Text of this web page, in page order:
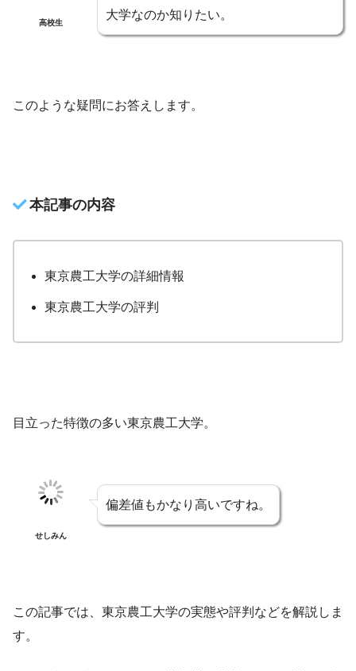
高校生
大学なのか知りたい。
このような疑問にお答えします。
本記事の内容
東京農工大学の詳細情報
東京農工大学の評判
目立った特徴の多い東京農工大学。
せしみん
偏差値もかなり高いですね。
この記事では、東京農工大学の実態や評判などを解説しま
す。